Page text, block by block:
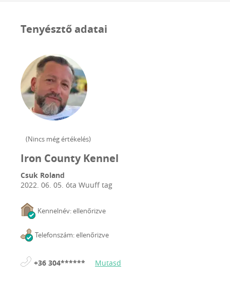
Tenyésztő adatai
(Nincs még értékelés)
Iron County Kennel
Csuk Roland
2022. 06. 05. óta Wuuff tag
Kennelnév: ellenőrizve
Telefonszám: ellenőrizve
+36 304****** Mutasd